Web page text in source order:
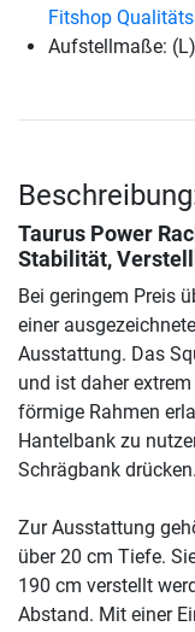
Fitshop
Aufstellmaße:
Taurus Power
Stabilität,
Bei geringem Preis
einer
Ausstattung. Das
und ist daher
förmige Rahmen
Hantelbank zu
Schrägbank drücken.
Zur Ausstattung
über 20 cm Tiefe.
190 cm verstellt
Abstand. Mit einer